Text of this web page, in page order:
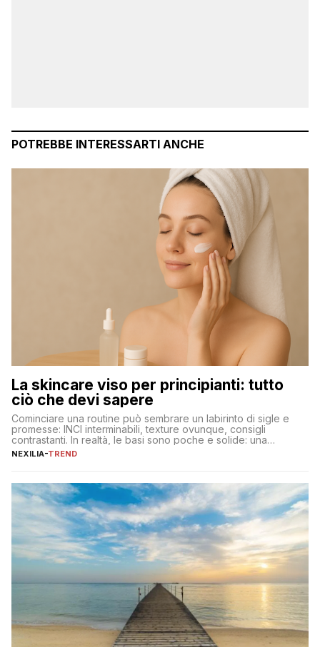
POTREBBE INTERESSARTI ANCHE
La skincare viso per principianti: tutto
ciò che devi sapere
Cominciare una routine può sembrare un labirinto di sigle e
promesse: INCI interminabili, texture ovunque, consigli
contrastanti. In realtà, le basi sono poche e solide: una
detersione delicata che non impoverisce, un’idratazione
tutto il resto. […]
NEXILIA-TREND